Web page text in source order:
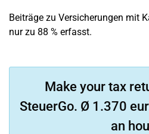
Beiträge zu Versicherungen mit
nur zu 88 % erfasst.
Make your tax
SteuerGo. Ø 1.370
an